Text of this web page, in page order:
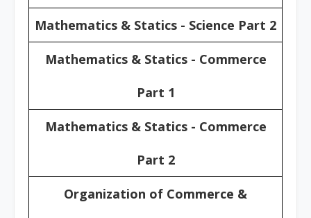
Mathematics & Statics - Science Part 2
Mathematics & Statics - Commerce
Part 1
Mathematics & Statics - Commerce
Part 2
Organization of Commerce &